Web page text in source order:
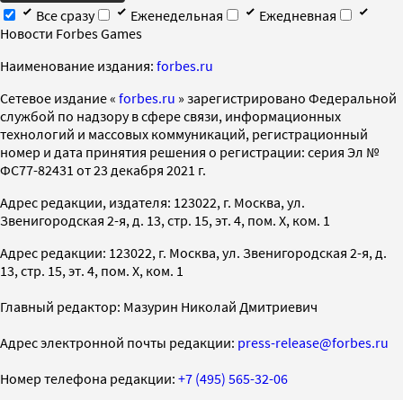
Все сразу
Еженедельная
Ежедневная
Новости Forbes Games
Наименование издания: forbes.ru
Cетевое издание « forbes.ru » зарегистрировано Федеральной
службой по надзору в сфере связи, информационных
технологий и массовых коммуникаций, регистрационный
номер и дата принятия решения о регистрации: серия Эл №
ФС77-82431 от 23 декабря 2021 г.
Адрес редакции, издателя: 123022, г. Москва, ул.
Звенигородская 2-я, д. 13, стр. 15, эт. 4, пом. X, ком. 1
Адрес редакции: 123022, г. Москва, ул. Звенигородская 2-я, д.
13, стр. 15, эт. 4, пом. X, ком. 1
Главный редактор: Мазурин Николай Дмитриевич
Адрес электронной почты редакции: press-release@forbes.ru
Номер телефона редакции: +7 (495) 565-32-06